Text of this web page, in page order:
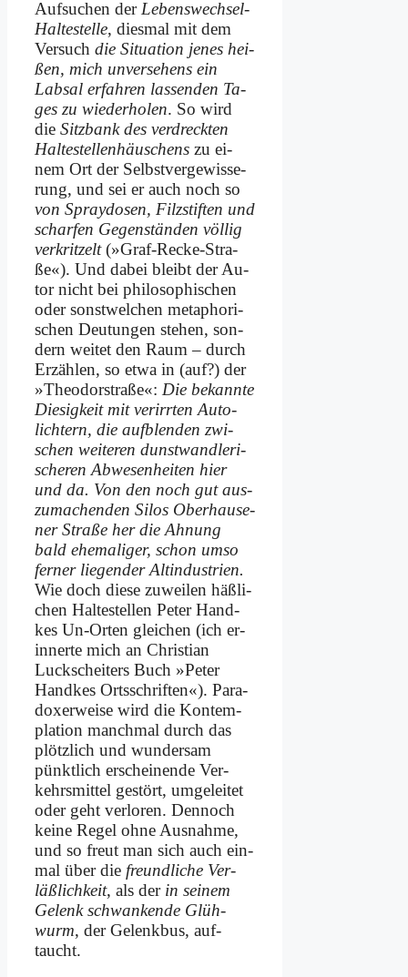
Auf­su­chen der Le­bens­wech­sel-
Hal­te­­stel­le, dies­mal mit dem
Ver­such die Si­tua­ti­on je­nes hei­
ßen, mich un­ver­se­hens ein
Lab­sal er­fah­ren las­sen­den Ta­
ges zu wie­der­ho­len. So wird
die Sitz­bank des ver­dreck­ten
Hal­te­stel­len­häus­chens zu ei­
nem Ort der Selbst­ver­ge­wis­se­
rung, und sei er auch noch so
von Spray­do­sen, Filz­stif­ten und
schar­fen Ge­gen­stän­den völ­lig
ver­krit­zelt(»Graf-Recke-Stra­
ße«). Und da­bei bleibt der Au­
tor nicht bei phi­lo­so­phi­schen
oder sonst­wel­chen me­ta­pho­ri­
schen Deu­tun­gen ste­hen, son­
dern wei­tet den Raum – durch
Er­zäh­len, so et­wa in (auf?) der
»Theo­dor­stra­ße«: Die be­kann­te
Die­sig­keit mit ver­irr­ten Au­to­
lich­tern, die auf­blen­den zwi­
schen wei­te­ren dunst­wand­le­ri­
sche­ren Ab­we­sen­hei­ten hier
und da. Von den noch gut aus­
zu­ma­chen­den Si­los Ober­hau­se­
ner Stra­ße her die Ah­nung
bald ehe­ma­li­ger, schon um­so
fer­ner lie­gen­der Alt­in­du­strien.
Wie doch die­se zu­wei­len häß­li­
chen Hal­te­stel­len Pe­ter Hand­
kes Un-Or­ten glei­chen (ich er­
in­ner­te mich an Chri­sti­an
Luck­schei­ters Buch »Pe­ter
Hand­kes Orts­schrif­ten«). Pa­ra­
do­xer­wei­se wird die Kon­tem­
pla­ti­on manch­mal durch das
plötz­lich und wun­der­sam
pünkt­lich er­schei­nen­de Ver­
kehrs­mit­tel ge­stört, um­ge­lei­tet
oder geht ver­lo­ren. Den­noch
kei­ne Re­gel oh­ne Aus­nah­me,
und so freut man sich auch ein­
mal über die freund­li­che Ver­
läß­lich­keit, als der in sei­nem
Ge­lenk schwan­ken­de Glüh­
wurm, der Ge­lenk­bus, auf­
taucht.